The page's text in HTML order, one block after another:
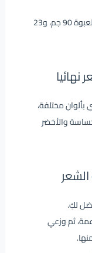
كريم فيم (FEM)، ويبلغ سعره 41 جنيه للعبوة 90 جم، و23
مختلفة،
والأخضر
لكِ.
ثم وزعي